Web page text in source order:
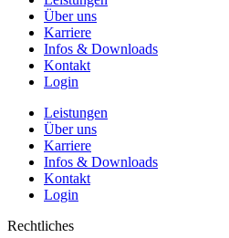
Über uns
Karriere
Infos & Downloads
Kontakt
Login
Leistungen
Über uns
Karriere
Infos & Downloads
Kontakt
Login
Rechtliches